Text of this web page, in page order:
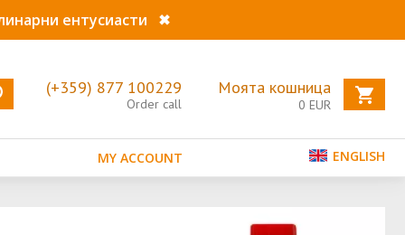
ентусиасти ✖
Моята кошница
0 EUR
(+359) 877 100229
Order call
MY ACCOUNT ENGLISH